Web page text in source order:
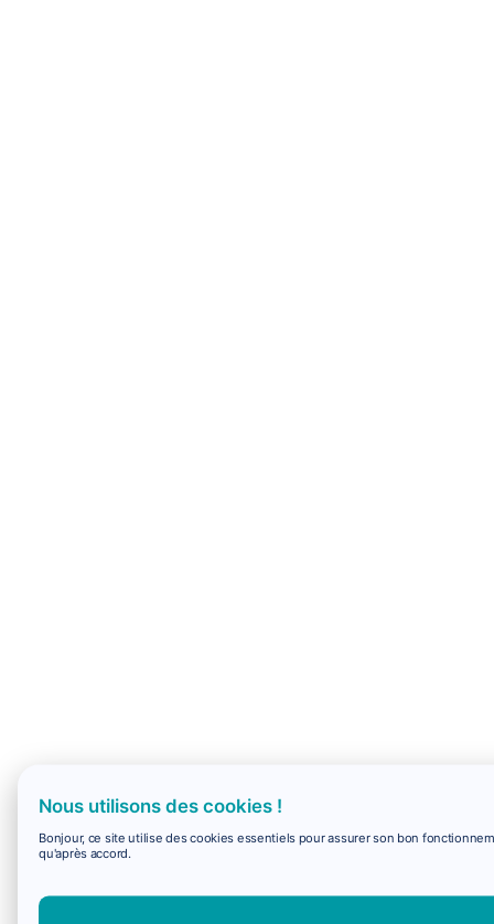
Nous utilisons des cookies !
Bonjour, ce site utilise des cookies essentiels pour assurer son bon
qu'après accord.